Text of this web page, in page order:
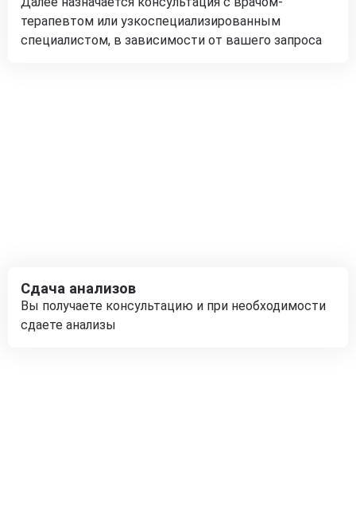
терапевтом или узкоспециализированным
специалистом, в зависимости от вашего запроса
Сдача анализов
Вы получаете консультацию и при необходимости
сдаете анализы